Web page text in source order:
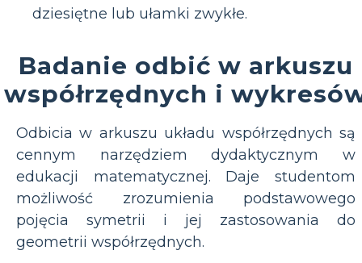
dziesiętne lub ułamki zwykłe.
Badanie odbić w arkuszu
współrzędnych i
Odbicia w arkuszu układu współrzędnych są
cennym narzędziem dydaktycznym w
edukacji matematycznej. Daje studentom
możliwość zrozumienia podstawowego
pojęcia symetrii i jej zastosowania do
geometrii współrzędnych.